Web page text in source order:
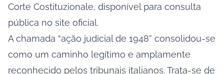
Corte Costituzionale, disponível para consulta
pública no site oficial.
A chamada “ação judicial de 1948” consolidou-se
como um caminho legítimo e amplamente
reconhecido pelos tribunais italianos. Trata-se de